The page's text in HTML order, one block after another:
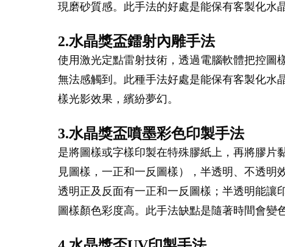
現磨砂質感。此手法的好處是能保有客製化水
2.水晶獎盃鐳射內雕手法
使用激光定點雷射技術，透過電腦軟體把控圖
無法感觸到。此種手法好處是能保有客製化水
樣光影效果，繽紛夢幻。
3.水晶獎盃噴墨彩色印製手法
是將圖樣或字樣印製在特殊膠紙上，再將膠片
見圖樣，一正和一反圖樣），半透明、不透
透明正及反面有一正和一反圖樣；半透明能讓
圖樣顏色彩度高。此手法缺點是隨著時間會變